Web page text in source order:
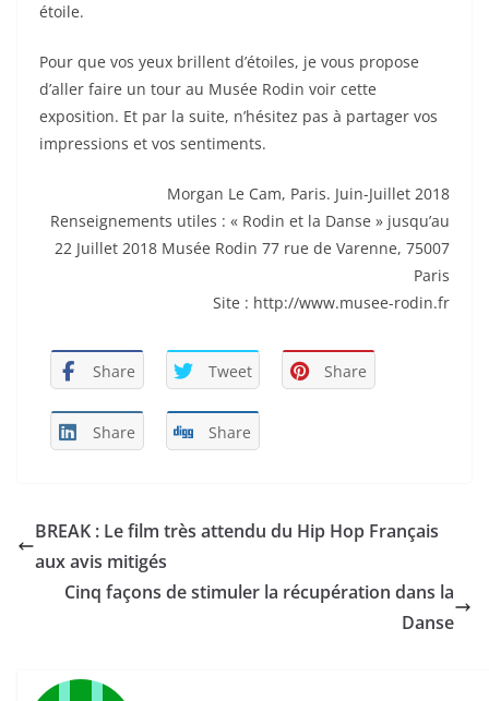
étoile.
Pour que vos yeux brillent d’étoiles, je vous propose
d’aller faire un tour au Musée Rodin voir cette
exposition. Et par la suite, n’hésitez pas à partager vos
impressions et vos sentiments.
Morgan Le Cam, Paris. Juin-Juillet 2018
Renseignements utiles : « Rodin et la Danse » jusqu’au
22 Juillet 2018 Musée Rodin 77 rue de Varenne, 75007
Paris
Site : http://www.musee-rodin.fr
Share Tweet Share
Share Share
BREAK : Le film très attendu du Hip Hop Français
aux avis mitigés
Cinq façons de stimuler la récupération dans la
Danse